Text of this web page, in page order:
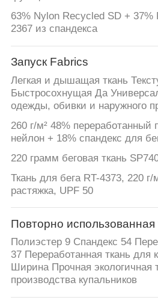
63% Nylon Recycled SD + 37%
2367 из спандекса
Запуск Fabrics
Легкая и дышащая ткань
Быстросохнущая Да
одежды, обивки и наружного
260 г/м² 48% переработанный
нейлон + 18% спандекс для
220 грамм беговая ткань
Ткань для бега RT-4373, 220 г/
растяжка, UPF 50
Повторно
Полиэстер 9 Спандекс 54
37 Переработанная ткань для
Ширина Прочная экологичная
производства купальников